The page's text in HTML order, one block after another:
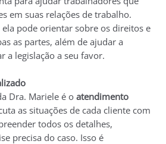
em suas relações de trabalho.
ela pode orientar sobre os direitos e
as partes, além de ajudar a
a legislação a seu favor.
Dra. Mariele é oatendimento
as situações de cada cliente com
todos os detalhes,
precisa do caso. Isso é